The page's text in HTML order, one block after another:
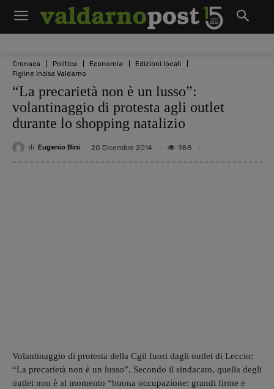
Cronaca Politica Economia
Edizioni locali
Figline Incisa Valdarno
“La precarietà non è un lusso”:
volantinaggio di protesta agli outlet
durante lo shopping natalizio
di Eugenio Bini 20 Dicembre 2014 988
Volantinaggio di protesta della Cgil fuori dagli outlet di Leccio:
“La precarietà non è un lusso”. Secondo il sindacato, quella degli
outlet non è al momento “buona occupazione: grandi firme e